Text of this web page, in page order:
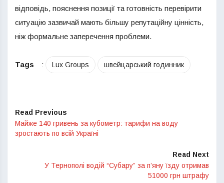
відповідь, пояснення позиції та готовність перевірити
ситуацію зазвичай мають більшу репутаційну цінність,
ніж формальне заперечення проблеми.
Tags : Lux Groups швейцарський годинник
Read Previous
Майже 140 гривень за кубометр: тарифи на воду
зростають по всій Україні
Read Next
У Тернополі водій “Субару” за п’яну їзду отримав
51000 грн штрафу